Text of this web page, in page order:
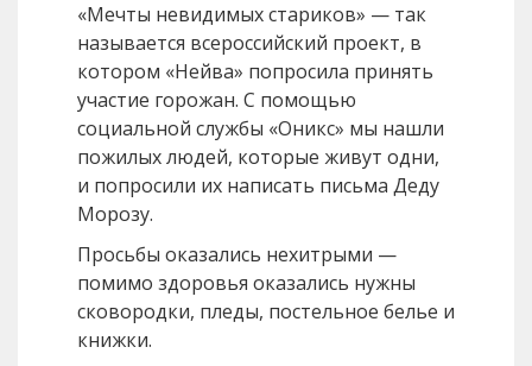
«Мечты невидимых стариков» — так
называется всероссийский проект, в
котором «Нейва» попросила принять
участие горожан. С помощью
социальной службы «Оникс» мы нашли
пожилых людей, которые живут одни,
и попросили их написать письма Деду
Морозу.
Просьбы оказались нехитрыми —
помимо здоровья оказались нужны
сковородки, пледы, постельное белье и
книжки.